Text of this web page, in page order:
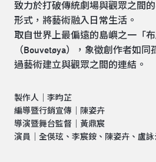
致力於打破傳統劇場與觀眾之間
形式，將藝術融入日常生活。
取自世界上最偏遠的島嶼之一「布
（Bouvetøya），象徵創作者如
過藝術建立與觀眾之間的連結。
製作人｜李昀芷
編導暨行銷宣傳｜陳姿卉
導演暨舞台監督｜黃鼎宸
演員｜全偀玹、李宸銨、陳姿卉、盧詠